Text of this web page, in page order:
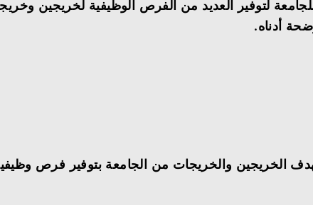
لتوفير العديد من الفرص الوظيفية لخريجين
أدناه.
الخريجين والخريجات من الجامعة بتوفير فرص